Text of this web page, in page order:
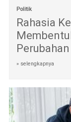
Politik
Rahasia
» selengkapnya